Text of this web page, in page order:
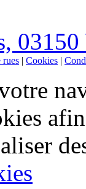
rues | Cookies |